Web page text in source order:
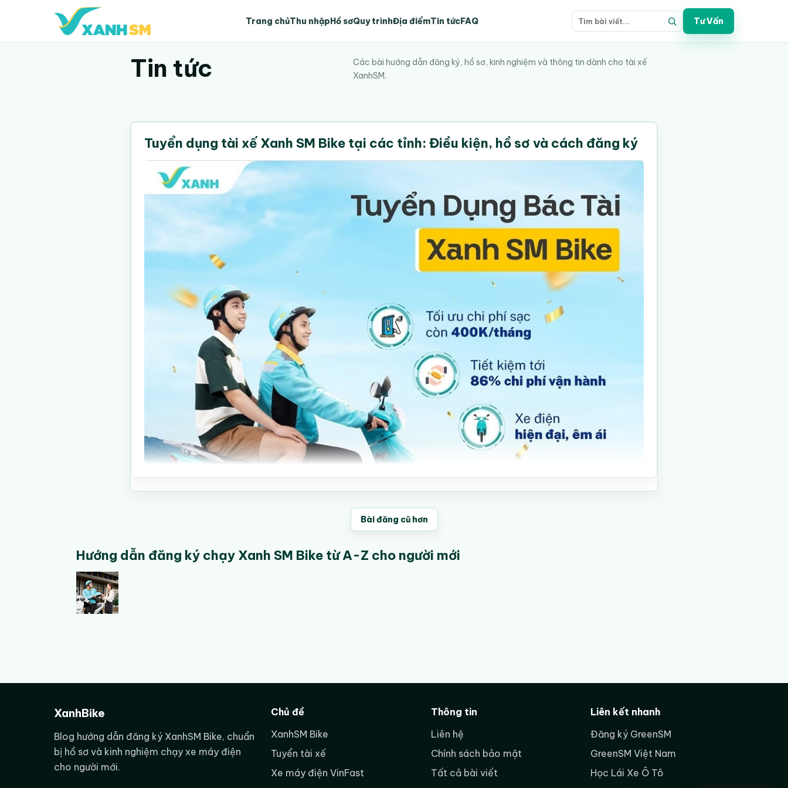
Trang chủThu nhậpHồ sơQuy trìnhĐịa điểmTin tứcFAQ Tư Vấn
Tin tức
Các bài hướng dẫn đăng ký, hồ sơ, kinh nghiệm và thông tin dành cho tài xế
XanhSM.
Tuyển dụng tài xế Xanh SM Bike tại các tỉnh: Điều kiện, hồ sơ và cách đăng ký
việc linh hoạt, dùng xe máy điện và có đội ngũ hỗ trợ hồ sơ. Bài viết này giúp bạn nắm nhanh điều kiện tham gia, giấy tờ
nên chuẩn bị, khu vực thường có nhu cầu tuyển, cách đăng ký và những câu hỏi cần hỏi rõ trước khi nhận xe hoặc bắt
đầu vận doanh.
Nội dung được viết theo hướng thực tế cho người mới: không thổi phồng thu nhập, không khẳng định chính sách cố
Bài đăng cũ hơn
Hướng dẫn đăng ký chạy Xanh SM Bike từ A-Z cho người mới
XanhBike
Blog hướng dẫn đăng ký XanhSM Bike, chuẩn
bị hồ sơ và kinh nghiệm chạy xe máy điện
cho người mới.
Chủ đề
XanhSM Bike
Tuyển tài xế
Xe máy điện VinFast
Thông tin
Liên hệ
Chính sách bảo mật
Tất cả bài viết
Liên kết nhanh
Đăng ký GreenSM
GreenSM Việt Nam
Học Lái Xe Ô Tô